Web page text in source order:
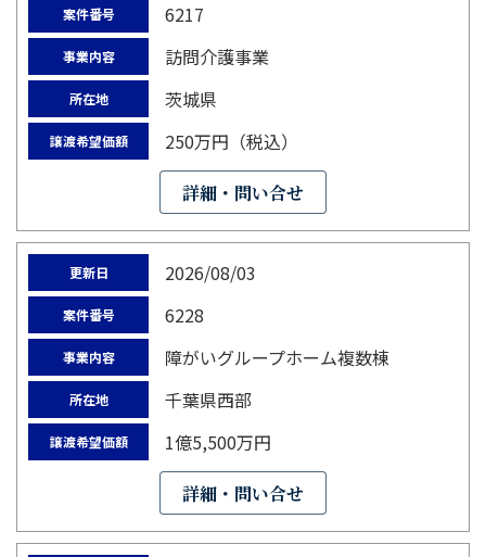
案件番号 6217
事業内容 訪問介護事業
所在地 茨城県
譲渡希望価額 250万円（税込）
詳細・問い合せ
更新日 2026/08/03
案件番号 6228
事業内容 障がいグループホーム複数棟
所在地 千葉県西部
譲渡希望価額 1億5,500万円
詳細・問い合せ